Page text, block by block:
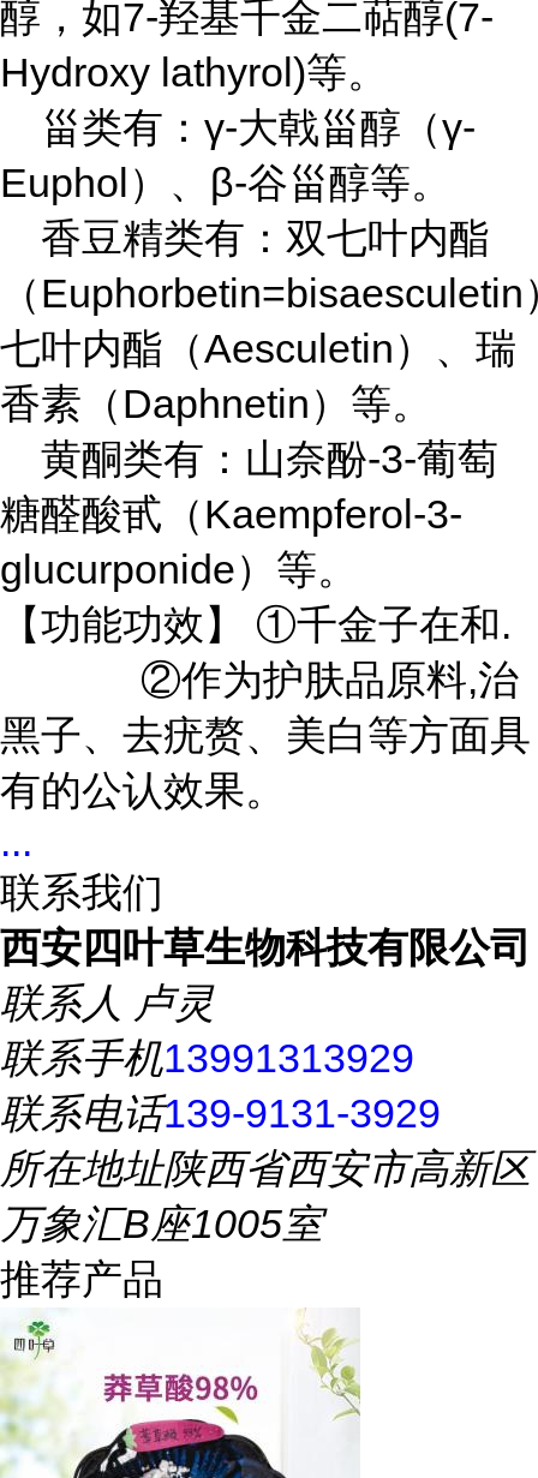
醇，如7-羟基千金二萜醇(7-
Hydroxy lathyrol)等。
甾类有： γ-大戟甾醇（γ-
Euphol）、 β-谷甾醇等。
香豆精类有：双七叶内酯
（Euphorbetin=bisaesculetin
七叶内酯（Aesculetin）、瑞
香素（Daphnetin）等。
黄酮类有：山奈酚-3-葡萄
糖醛酸甙（Kaempferol-3-
glucurponide）等。
【功能功效】
①千金子在和.
②作为护肤品原料,治
黑子、去疣赘、美白等方面具
有的公认效果。
...
联系我们
西安四叶草生物科技有限公司
联系人 卢灵
联系手机13991313929
联系电话139-9131-3929
所在地址陕西省西安市高新区
万象汇B座1005室
推荐产品